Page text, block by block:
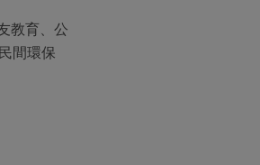
教育、公
間環保